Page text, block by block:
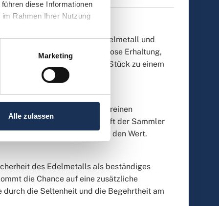
diese Informationen
Rahmen Ihrer Nutzung
Marketing
Alle zulassen
für eine Kombination aus Edelmetall und
Faktoren wie eine makellose Erhaltung,
und das Alter machen das Stück zu einem
können sich vom reinen
Oft bestimmt die Leidenschaft der Sammler
historischer Stücke den Wert.
des Edelmetalls als beständiges
die Chance auf eine zusätzliche
durch die Seltenheit und die Begehrtheit am